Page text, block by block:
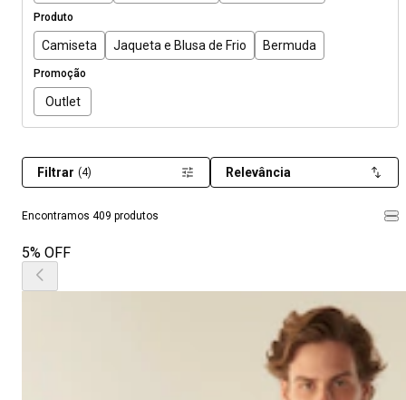
Produto
Camiseta Jaqueta e Blusa de Frio Bermuda
Promoção
Outlet
Encontramos 409 produtos
Filtrar (4) Relevância
5% OFF